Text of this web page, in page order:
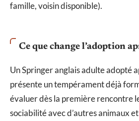
famille, voisin disponible).
Ce que change l’adoption
Un Springer anglais adulte adopté
présente un tempérament déjà
évaluer dès la première rencontre
sociabilité avec d’autres animaux